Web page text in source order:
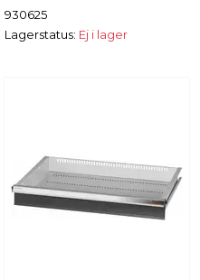
930625
Lagerstatus: Ej i lager